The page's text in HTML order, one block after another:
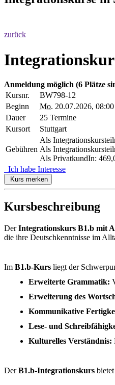
zurück
Anmeldung möglich (6 Plätze
Kursnr.
BW798-12
Beginn
Mo. 20.07.2026,
Dauer
25 Termine
Kursort
Stuttgart
Gebühren
Als
Als
Als PrivatkundIn:
Ich habe Interesse
Kurs merken
Kursbeschreibung
DerIntegrationskurs B1.b mit
die ihre Deutschkenntnisse im
Im B1.b-Kurs liegt der
Erweiterte Grammatik:
Erweiterung des
Kommunikative
Lese- und
Kulturelles Verständnis:
DerB1.b-Integrationskurs